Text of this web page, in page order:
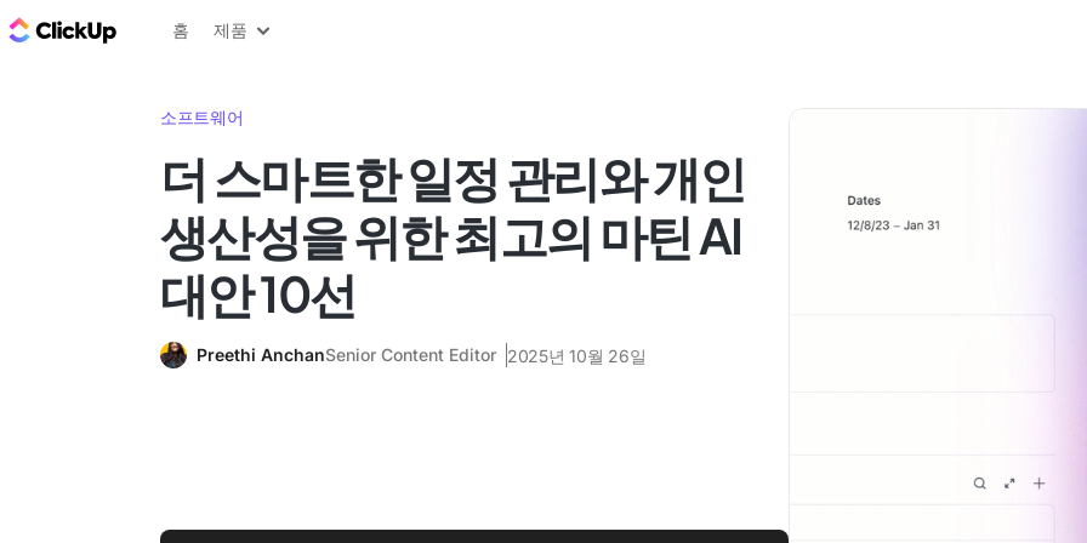
ClickUp 블로그
홈 제품
소프트웨어
더 스마트한 일정 관리와 개인
생산성을 위한 최고의 마틴 AI
대안 10선
Preethi AnchanSenior Content Editor 2025년 10월 26일